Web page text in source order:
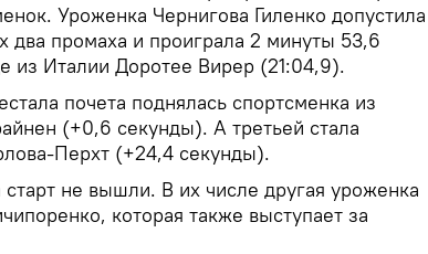
Уроженка Чернигова Гиленко допустила
два промаха и проиграла 2 минуты 53,6
из Италии Доротее Вирер (21:04,9).
почета поднялась спортсменка из
(+0,6 секунды). А третьей стала
Перхт (+24,4 секунды).
не вышли. В их числе другая уроженка
которая также выступает за